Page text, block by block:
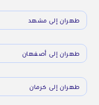
طهران إلى مشهد
طهران إلى أصفهان
طهران إلى كرمان